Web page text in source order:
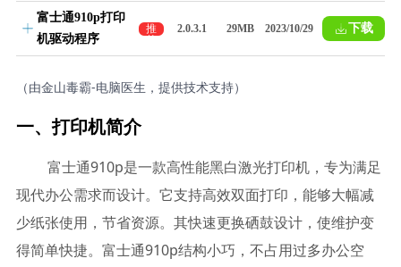
富士通910p打印
机驱动程序
推
荐
2.0.3.1 29MB 2023/10/29 下载
（由金山毒霸-电脑医生，提供技术支持）
一、打印机简介
富士通910p是一款高性能黑白激光打印机，专为满足
现代办公需求而设计。它支持高效双面打印，能够大幅减
少纸张使用，节省资源。其快速更换硒鼓设计，使维护变
得简单快捷。富士通910p结构小巧，不占用过多办公空